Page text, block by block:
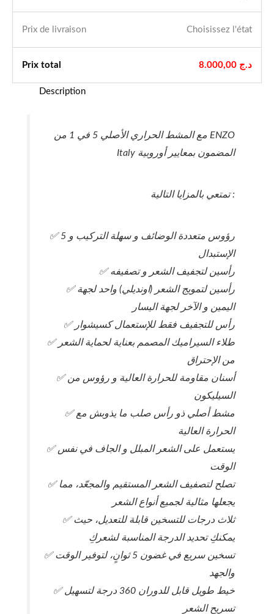
Prix ​​de livraison Choisissez l'état
Prix ​​total د.ج
Description
مع المشط الحراري الأصلي 5 في 1 من ENZO
Italy المضمون بمعايير أوروبية
تمتعي بالمزايا التالية :
✅ 5 رؤوس متعددة الوضائف و سهلة التركيب و
الإستبدال
✅ رأسين لتجفيف الشعر و تصفيفه
✅ رأسين لتمويج الشعر (اونديلي) واحد لجهة
اليمين و الآخر لجهة اليسار
✅ رأس للتجفيف فقط للإستعمال كسيشوار
✅ طلاء السيراميك المصمم بعناية لحماية الشعر
من الإحتراق
✅ أسنان مقاومة للحرارة العالية و رؤوس من
السيليكون
✅ مشط أصلي ذو رأس صلب ما يذوبش مع
الحرارة العالية
✅ يستعمل على الشعر المبلل و الجاف في نفس
الوقت
✅ تصلح لتصفيف الشعر المستقيم والمجعّد، مما
يجعلها مثالية لجميع أنواع الشعر
✅ ثلاث درجات للتسخين قابلة للتعديل، حيث
يمكنكِ تحديد الدرجة المناسبة لشعركِ
✅ تسخين سريع في غضون 5 ثوانٍ، لتوفير الوقت
والجهد
✅ خيط طويل قابل للدوران 360 درجة لتسهيل
تسريح الشعر